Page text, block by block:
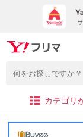
カテゴリ